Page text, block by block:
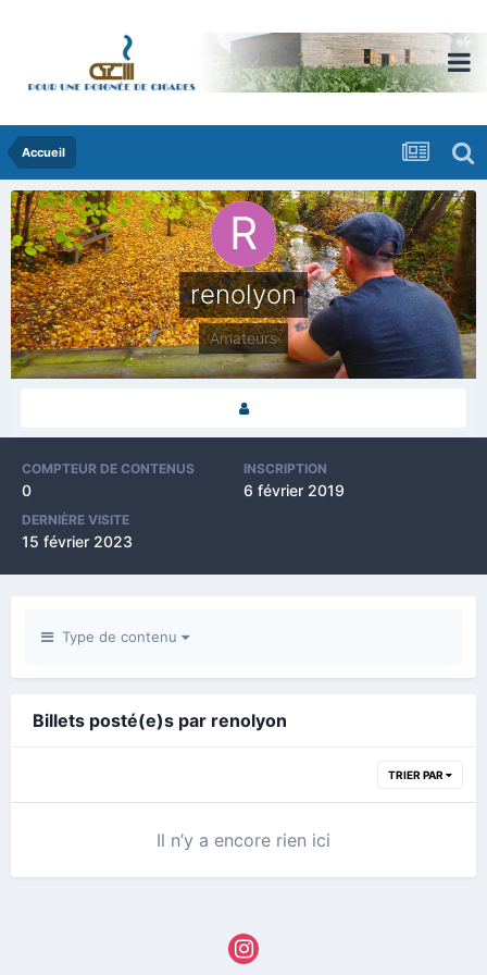
Accueil
renolyon
Amateurs
COMPTEUR DE CONTENUS
0
INSCRIPTION
6 février 2019
DERNIÈRE VISITE
15 février 2023
Type de contenu
Billets posté(e)s par renolyon
TRIER PAR
Il n’y a encore rien ici